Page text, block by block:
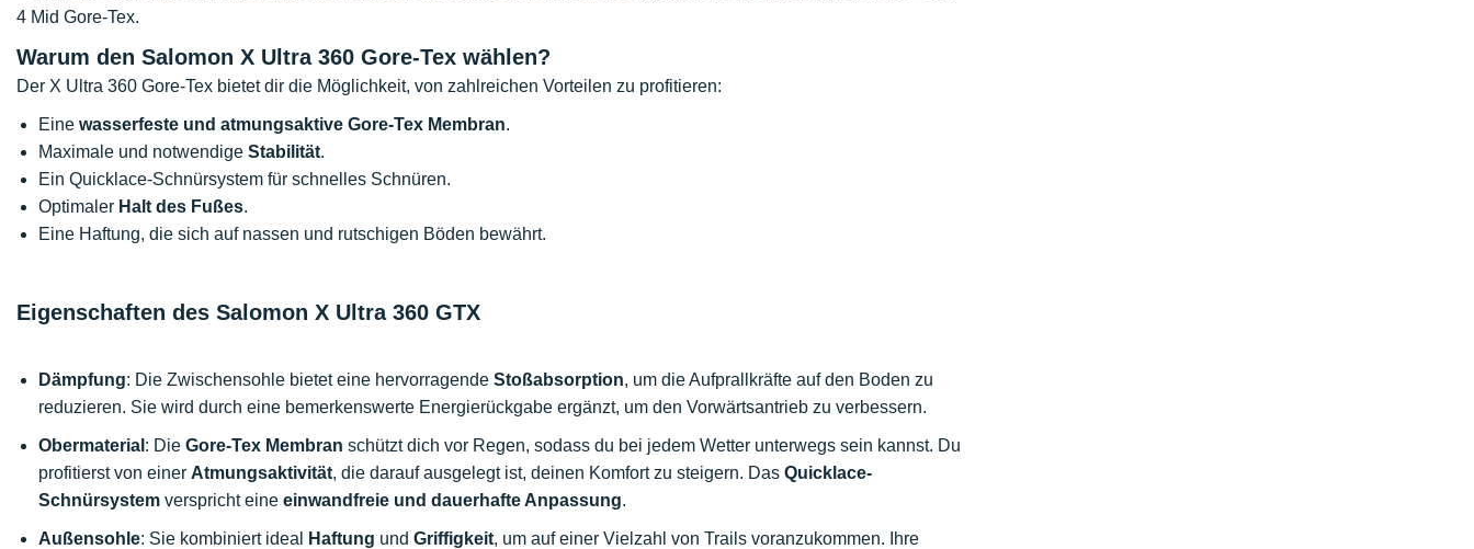
4 Mid Gore-Tex.
Warum den Salomon X Ultra 360 Gore-Tex wählen?
Der X Ultra 360 Gore-Tex bietet dir die Möglichkeit, von zahlreichen Vorteilen zu profitieren:
Eine wasserfeste und atmungsaktive Gore-Tex Membran.
Maximale und notwendige Stabilität.
Ein Quicklace-Schnürsystem für schnelles Schnüren.
Optimaler Halt des Fußes.
Eine Haftung, die sich auf nassen und rutschigen Böden bewährt.
Eigenschaften des Salomon X Ultra 360 GTX
Dämpfung: Die Zwischensohle bietet eine hervorragende Stoßabsorption, um die Aufprallkräfte auf den Boden zu
reduzieren. Sie wird durch eine bemerkenswerte Energierückgabe ergänzt, um den Vorwärtsantrieb zu verbessern.
Obermaterial : Die Gore-Tex Membran schützt dich vor Regen, sodass du bei jedem Wetter unterwegs sein kannst. Du
profitierst von einer Atmungsaktivität, die darauf ausgelegt ist, deinen Komfort zu steigern. Das Quicklace-
Schnürsystem verspricht eine einwandfreie und dauerhafte Anpassung.
Außensohle: Sie kombiniert ideal Haftung und Griffigkeit, um auf einer Vielzahl von Trails voranzukommen. Ihre